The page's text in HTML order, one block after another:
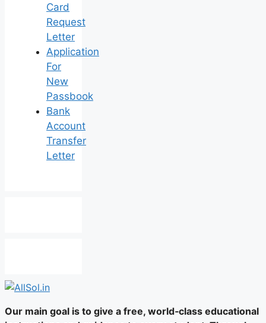
Card
Request
Letter
Application
For
New
Passbook
Bank
Account
Transfer
Letter
Our main goal is to give a free, world‑class educational